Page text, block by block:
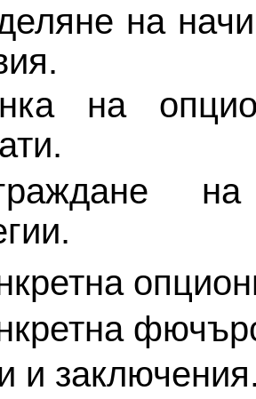
на
на
на
и заключения